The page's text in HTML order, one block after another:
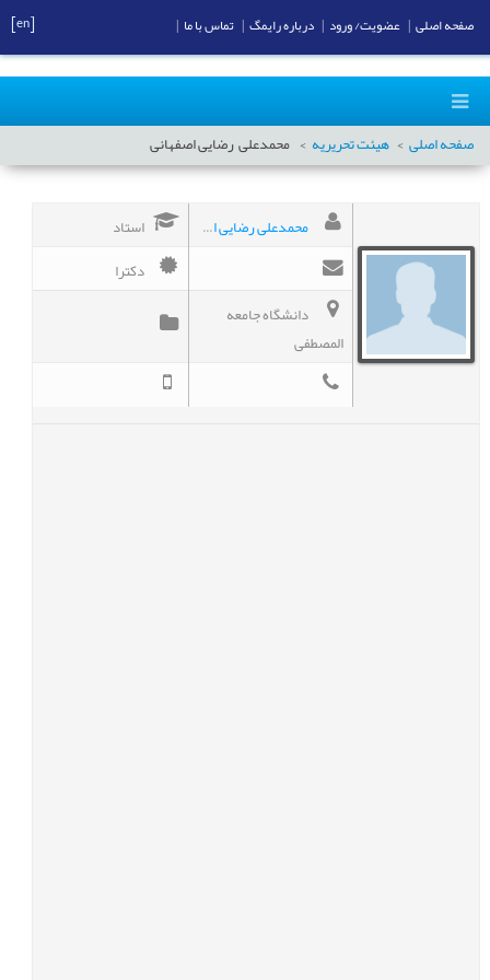
صفحه اصلی هیئت تحریریه محمدعلیرضایی اصفهانی
محمدعلی رضایی اصفهانی
استاد
دکترا
دانشگاه جامعه
المصطفی
صفحه اصلی عضویت/ ورود درباره رایمگ تماس با ما